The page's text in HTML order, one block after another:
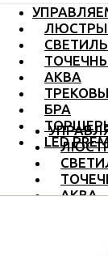
ЛЮСТРЫ
АКВА
БРА
LED
АКВА